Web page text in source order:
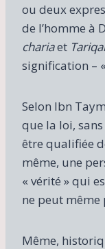
ou deux
de l’homme à
chariaet
signification –
Selon Ibn
que la loi,
être qualifiée
même, une
« vérité » qui
ne peut
Même,